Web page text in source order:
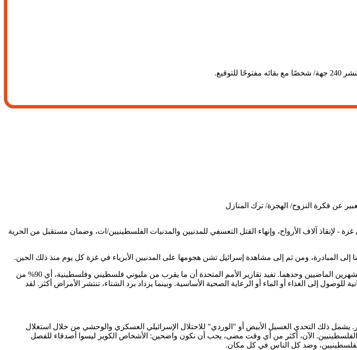
عن فكرة النزوح/ الهجرة/ ترك المنازل
- لإنقاذ آلاف الأرواح، وإنهاء القتل التعسفي للمدنيين والمدنيات الفلسطينيين/ات، وضمان مستقبل من الحرية
قتلت إسرائيل أكثر من 000 20 فلسطيني في غزة، بما في ذلك ما لا يقل عن 700 7 طفل، في الشهرين الماضيين وحدهما. تفيد تقارير الأمم المتحدة أن ما يقرب من مليوني فلسطيني وفلسطينية، أي 90% من
إلى الغذاء أو الماء أو الرعاية الصحية الأساسية. وبينما يزداد برد الشتاء، تنتشر الأمراض أكثر. لقد
ذلك التحدي الغسيل الأبيض أو "الوردي" للاحتلال الإسرائيلي العسكري والوحشي من خلال استغلال
الفلسطينيين. الآن، أكثر من أي وقت مضى، يجب أن نكون واضحين: الأشخاص الكوير ليسوا أصدقاء للفصل
الفلسطينيين، وضد كل الناس في كل مكان.